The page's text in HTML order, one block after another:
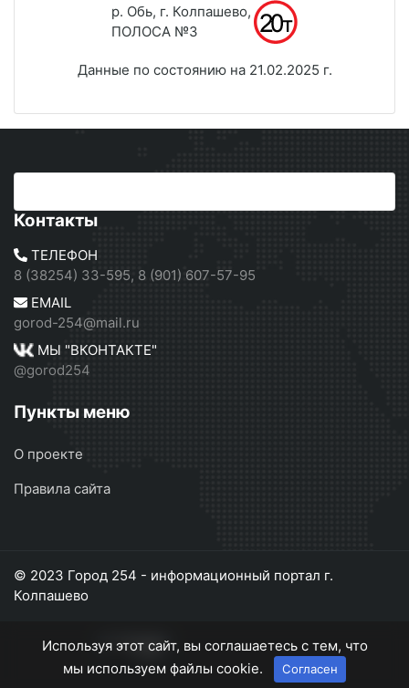
р. Обь, г. Колпашево,
ПОЛОСА №3
Данные по состоянию на 21.02.2025 г.
Контакты
ТЕЛЕФОН
8 (38254) 33-595, 8 (901) 607-57-95
EMAIL
gorod-254@mail.ru
МЫ "ВКОНТАКТЕ"
@gorod254
Пункты меню
О проекте
Правила сайта
© 2023 Город 254 - информационный портал г.
Колпашево
Используя этот сайт, вы соглашаетесь с тем, что
мы используем файлы cookie.
Согласен